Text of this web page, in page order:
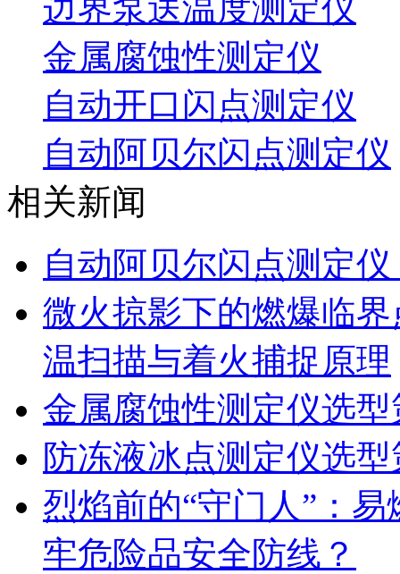
边界泵送温度测定仪
金属腐蚀性测定仪
自动开口闪点测定仪
自动阿贝尔闪点测定仪
相关新闻
自动阿贝尔闪点测定
微火掠影下的燃爆临
温扫描与着火捕捉原理
金属腐蚀性测定仪选
防冻液冰点测定仪选
烈焰前的“守门人”：
牢危险品安全防线？